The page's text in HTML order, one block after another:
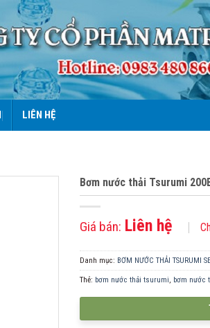
LIÊN HỆ
Bơm nước thải Tsurumi
Giá bán: Liên hệ
Danh mục: BƠM NƯỚC THẢI TSURUMI
Thẻ: bơm nước thải tsurumi, bơm nước